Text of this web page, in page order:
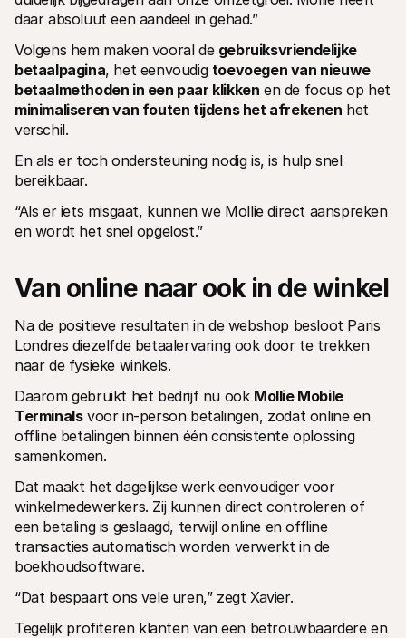
daar absoluut een aandeel in gehad.”
Volgens hem maken vooral de gebruiksvriendelijke
betaalpagina, het eenvoudig toevoegen van nieuwe
betaalmethoden in een paar klikken
en de focus op het
minimaliseren van fouten tijdens het afrekenen het
verschil.
En als er toch ondersteuning nodig is, is hulp snel
bereikbaar.
“Als er iets misgaat, kunnen we Mollie direct aanspreken
en wordt het snel opgelost.”
Van online naar ook in de winkel
Na de positieve resultaten in de webshop besloot Paris
Londres diezelfde betaalervaring ook door te trekken
naar de fysieke winkels.
Daarom gebruikt het bedrijf nu ook Mollie Mobile
Terminals voor in-person betalingen, zodat online en
offline betalingen binnen één consistente oplossing
samenkomen.
Dat maakt het dagelijkse werk eenvoudiger voor
winkelmedewerkers. Zij kunnen direct controleren of
een betaling is geslaagd, terwijl online en offline
transacties automatisch worden verwerkt in de
boekhoudsoftware.
“Dat bespaart ons vele uren,” zegt Xavier.
Tegelijk profiteren klanten van een betrouwbaardere en